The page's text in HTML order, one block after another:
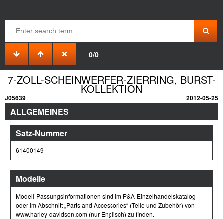
0/0
7-ZOLL-SCHEINWERFER-ZIERRING, BURST-
KOLLEKTION
J05639 2012-05-25
ALLGEMEINES
Satz-Nummer
61400149
Modelle
Modell-Passungsinformationen sind im P&A-Einzelhandelskatalog
oder im Abschnitt „Parts and Accessories“ (Teile und Zubehör) von
www.harley-davidson.com (nur Englisch) zu finden.